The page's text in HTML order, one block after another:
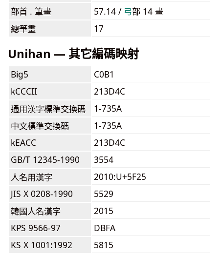
部首 . 筆畫
57.14 / ⼸部 14 畫
總筆畫
17
Unihan — 其它編碼映射
Big5
C0B1
kCCCII
213D4C
通用漢字標準交換碼
1-735A
中文標準交換碼
1-735A
kEACC
213D4C
GB/T 12345-1990
3554
人名用漢字
2010:U+5F25
JIS X 0208-1990
5529
韓國人名漢字
2015
KPS 9566-97
DBFA
KS X 1001:1992
5815